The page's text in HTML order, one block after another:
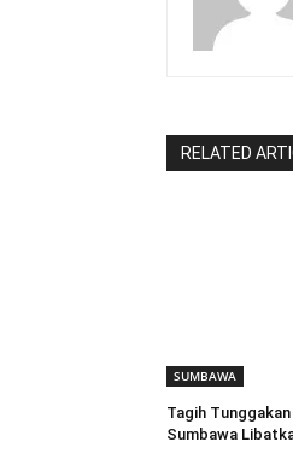
RELATED
SUMBAWA
Tagih
Sumbawa